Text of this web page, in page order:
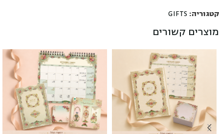
קטגוריה: GIFTS
מוצרים קשורים